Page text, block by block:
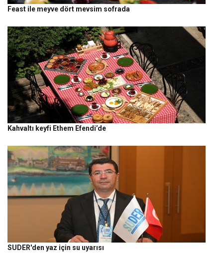
Feast ile meyve dört mevsim sofrada
Kahvaltı keyfi Ethem Efendi’de
SUDER'den yaz için su uyarısı